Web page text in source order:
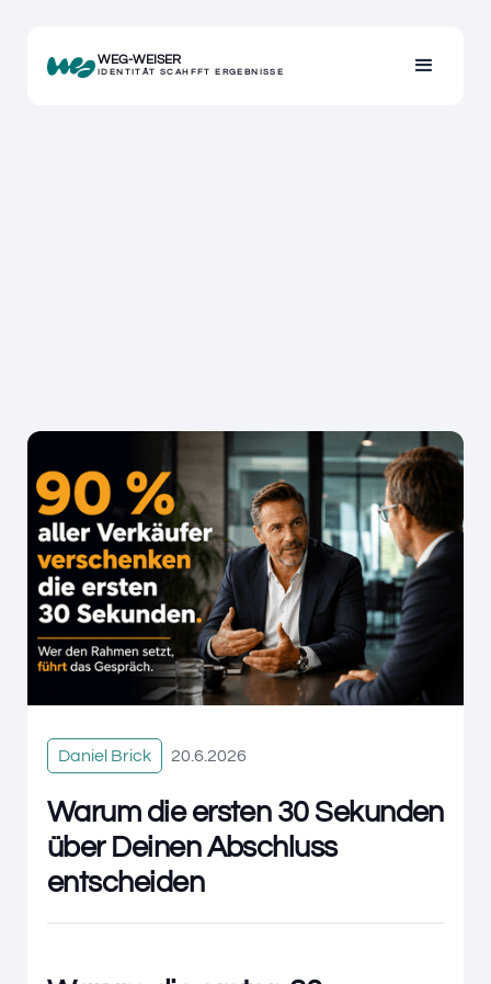
WEG-WEISER
IDENTITÄT SCAHFFT ERGEBNISSE
Daniel Brick 20.6.2026
Warum die ersten 30 Sekunden
über Deinen Abschluss
entscheiden